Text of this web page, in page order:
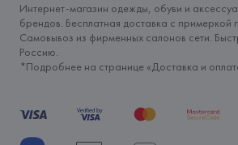
Интернет-магазин одежды, обуви и
брендов. Бесплатная доставка с примеркой
Самовывоз из фирменных салонов сети.
Россию.
*Подробнее на странице «Доставка и